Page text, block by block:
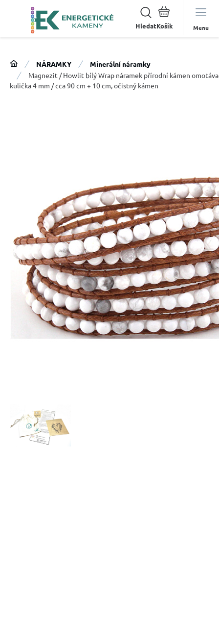
Hledat Menu
NÁRAMKY
Minerální náramky
Magnezit / Howlit bílý Wrap náramek přírodní kámen
kulička 4 mm / cca 90 cm + 10 cm, očistný kámen